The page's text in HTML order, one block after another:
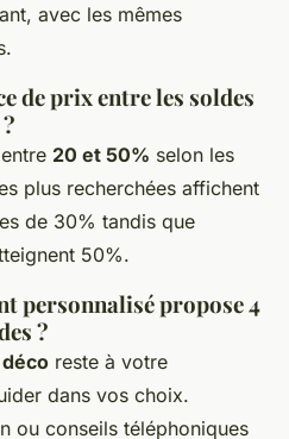
avec les mêmes
de prix entre les soldes
20 et 50% selon les
plus recherchées affichent
de 30% tandis que
50%.
personnalisé propose 4
?
reste à votre
dans vos choix.
ou conseils téléphoniques